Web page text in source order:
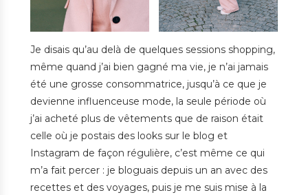
Je disais qu’au delà de quelques sessions shopping,
même quand j’ai bien gagné ma vie, je n’ai jamais
été une grosse consommatrice, jusqu’à ce que je
devienne influenceuse mode, la seule période où
j’ai acheté plus de vêtements que de raison était
celle où je postais des looks sur le blog et
Instagram de façon régulière, c’est même ce qui
m’a fait percer : je bloguais depuis un an avec des
recettes et des voyages, puis je me suis mise à la